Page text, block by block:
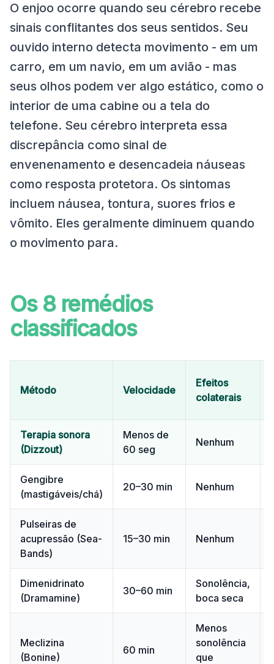
O enjoo ocorre quando seu cérebro recebe
sinais conflitantes dos seus sentidos. Seu
ouvido interno detecta movimento - em um
carro, em um navio, em um avião - mas
seus olhos podem ver algo estático, como o
interior de uma cabine ou a tela do
telefone. Seu cérebro interpreta essa
discrepância como sinal de
envenenamento e desencadeia náuseas
como resposta protetora. Os sintomas
incluem náusea, tontura, suores frios e
vômito. Eles geralmente diminuem quando
o movimento para.
Os 8 remédios
classificados
Método Velocidade
Efeitos
colaterais
Terapia sonora
(Dizzout)
Menos de
60 seg
Nenhum
Gengibre
(mastigáveis/chá)
20–30 min Nenhum
Pulseiras de
acupressão (Sea-
Bands)
15–30 min Nenhum
Dimenidrinato
(Dramamine)
30–60 min
Sonolência,
boca seca
Meclizina
(Bonine)
60 min
Menos
sonolência
que